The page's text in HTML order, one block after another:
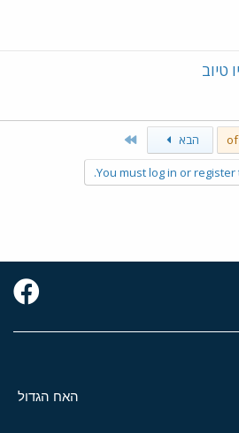
טיוב
הבא
You must log in or register
האח הגדול